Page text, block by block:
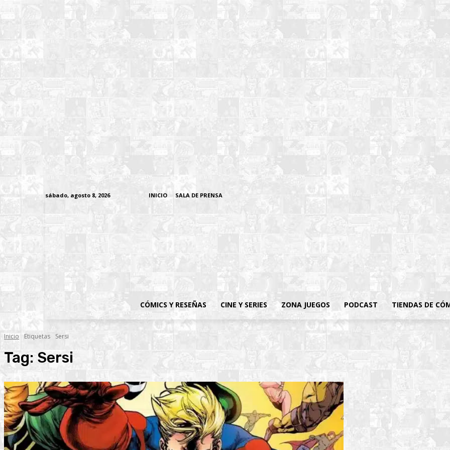
sábado, agosto 8, 2026 INICIO SALA DE PRENSA
CÓMICS Y RESEÑAS CINE Y SERIES ZONA JUEGOS PODCAST TIENDAS DE
Inicio Etiquetas Sersi
Tag: Sersi